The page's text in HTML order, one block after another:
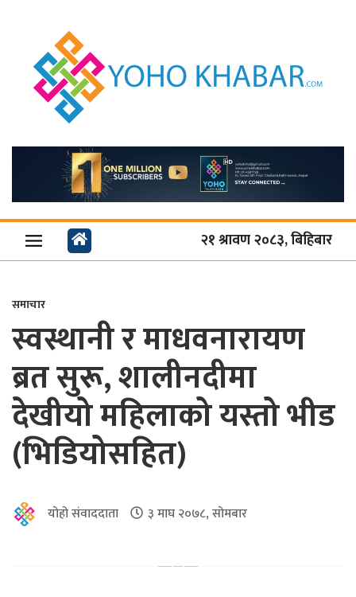
२१ श्रावण २०८३, बिहिबार
समाचार
स्वस्थानी र माधवनारायण
ब्रत सुरू, शालीनदीमा
देखीयो महिलाको यस्तो भीड
(भिडियोसहित)
योहो संवाददाता ३ माघ २०७८, सोमबार